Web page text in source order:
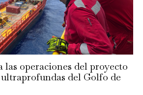
las operaciones del proyecto
del Golfo de